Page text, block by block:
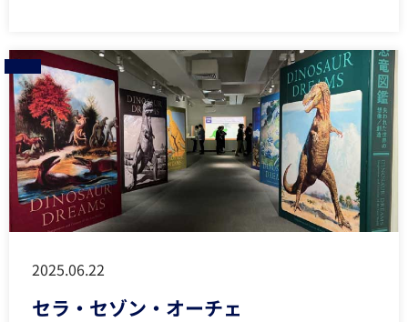
2025.06.22
セラ・セゾン・オーチェ